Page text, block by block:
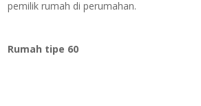
pemilik rumah di perumahan.
Rumah tipe 60